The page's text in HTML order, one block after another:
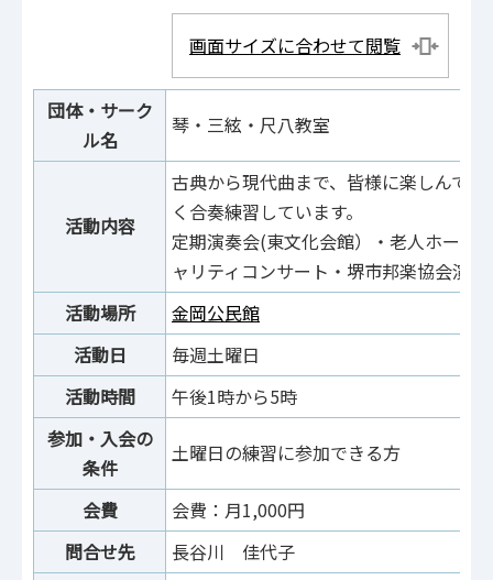
画面サイズに合わせて閲覧
団体・サーク
ル名
琴・三絃・尺八教室
活動内容
古典から現代曲まで、皆様に楽しんで
く合奏練習しています。
定期演奏会(東文化会館）・老人ホーム
ャリティコンサート・堺市邦楽協会演
活動場所
金岡公民館
活動日
毎週土曜日
活動時間
午後1時から5時
参加・入会の
条件
土曜日の練習に参加できる方
会費
会費：月1,000円
問合せ先
長谷川 佳代子